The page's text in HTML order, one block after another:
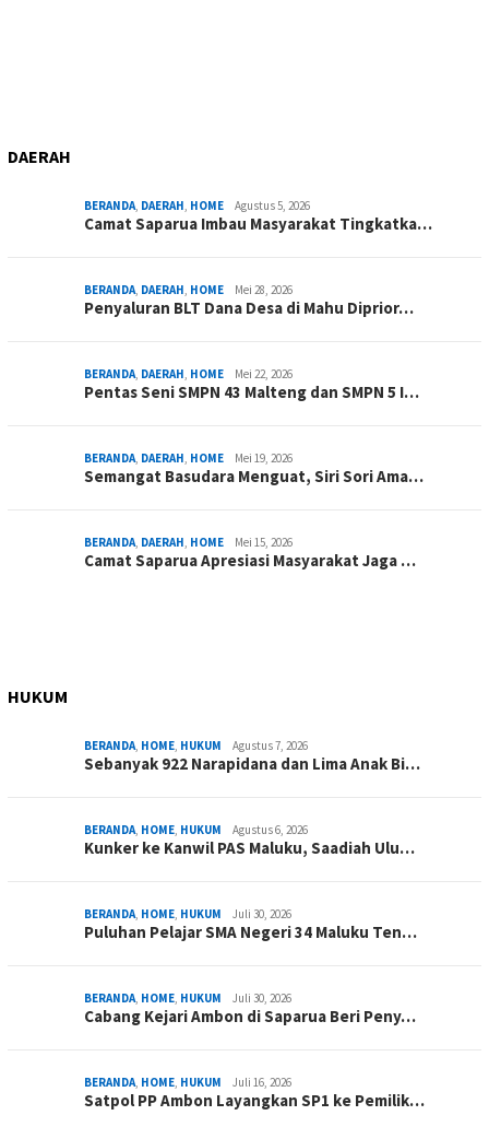
DAERAH
BERANDA DAERAH HOME Agustus 5, 2026
Camat Saparua Imbau Masyarakat Tingkatka…
BERANDA DAERAH HOME Mei 28, 2026
Penyaluran BLT Dana Desa di Mahu Diprior…
BERANDA DAERAH HOME Mei 22, 2026
Pentas Seni SMPN 43 Malteng dan SMPN 5 I…
BERANDA DAERAH HOME Mei 19, 2026
Semangat Basudara Menguat, Siri Sori Ama…
BERANDA DAERAH HOME Mei 15, 2026
Camat Saparua Apresiasi Masyarakat Jaga …
HUKUM
BERANDA HOME HUKUM Agustus 7, 2026
Sebanyak 922 Narapidana dan Lima Anak Bi…
BERANDA HOME HUKUM Agustus 6, 2026
Kunker ke Kanwil PAS Maluku, Saadiah Ulu…
BERANDA HOME HUKUM Juli 30, 2026
Puluhan Pelajar SMA Negeri 34 Maluku Ten…
BERANDA HOME HUKUM Juli 30, 2026
Cabang Kejari Ambon di Saparua Beri Peny…
BERANDA HOME HUKUM Juli 16, 2026
Satpol PP Ambon Layangkan SP1 ke Pemilik…